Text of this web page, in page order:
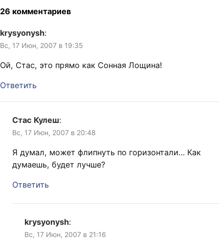
26 комментариев
krysyonysh:
Вс, 17 Июн, 2007 в 19:35
Ой, Стас, это прямо как Сонная Лощина!
Ответить
Стас Кулеш:
Вс, 17 Июн, 2007 в 20:48
Я думал, может флипнуть по горизонтали… Как
думаешь, будет лучше?
Ответить
krysyonysh:
Вс, 17 Июн, 2007 в 21:16